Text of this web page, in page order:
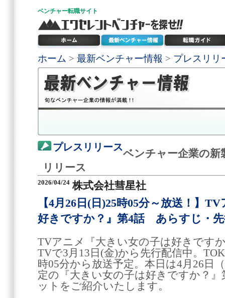
ベンチャー転職サイト
ホーム > 最新ベンチャー情報 > プレスリリ
プレスリリース
ベンチャー企業の新
リリース
2026/04/24 株式会社彗星社
【4月26日(日)25時05分～放送！】
好きですか？』第4話 あらすじ・
TVアニメ『大きい女の子は好きです
TVで3月13日(金)から先行配信中。
時05分から放送予定。本日は4月26日
定の『大きい女の子は好きですか？
ットをご紹介いたします。